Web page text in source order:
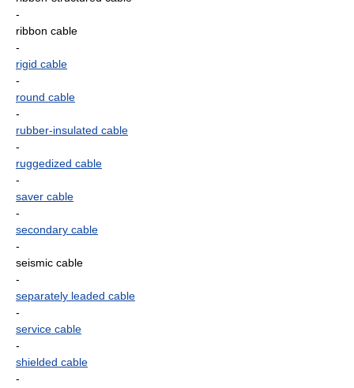
-
ribbon cable
-
rigid cable
-
round cable
-
rubber-insulated cable
-
ruggedized cable
-
saver cable
-
secondary cable
-
seismic cable
-
separately leaded cable
-
service cable
-
shielded cable
-